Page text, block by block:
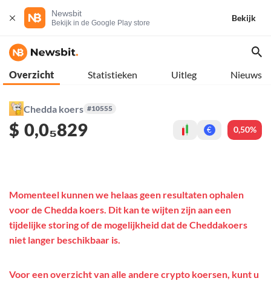
Newsbit
Bekijk in de Google Play store
Bekijk
Overzicht Statistieken Uitleg Nieuws
Chedda koers #10555
$ 0,0₅829 € 0,50%
Momenteel kunnen we helaas geen resultaten ophalen
voor de Chedda koers. Dit kan te wijten zijn aan een
tijdelijke storing of de mogelijkheid dat de Cheddakoers
niet langer beschikbaar is.
Voor een overzicht van alle andere crypto koersen, kunt u